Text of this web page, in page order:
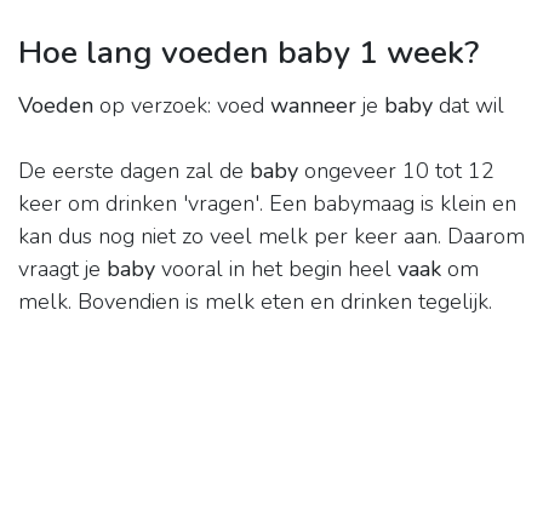
Hoe lang voeden baby 1 week?
Voeden op verzoek: voed wanneer je baby dat wil
De eerste dagen zal de baby ongeveer 10 tot 12
keer om drinken 'vragen'. Een babymaag is klein en
kan dus nog niet zo veel melk per keer aan. Daarom
vraagt je baby vooral in het begin heel vaak om
melk. Bovendien is melk eten en drinken tegelijk.